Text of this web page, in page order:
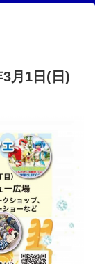
月1日(日)